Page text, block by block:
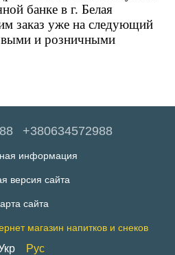
банке в г. Белая
заказ уже на следующий
и розничными
+380634572988
информация
версия сайта
сайта
магазин напитков и снеков
Рус